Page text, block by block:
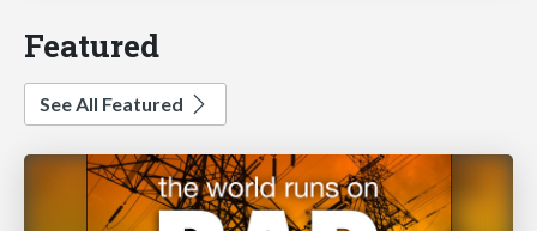
Featured
See All Featured